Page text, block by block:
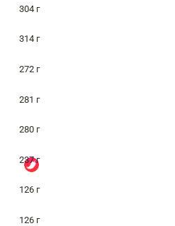
304 г
314 г
272 г
281 г
280 г
237 г
126 г
126 г